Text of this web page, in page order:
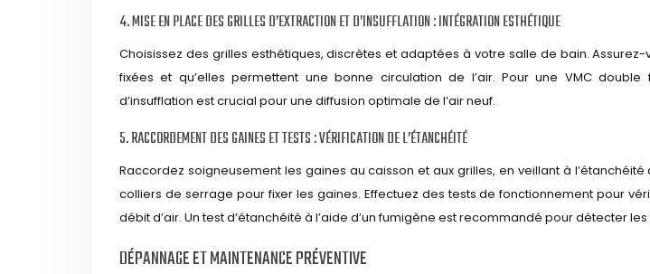
4. MISE EN PLACE DES GRILLES D’EXTRACTION ET D’INSUFFLATION : INTÉGRATION ESTHÉTIQUE
Choisissez des grilles esthétiques, discrètes et adaptées à votre salle de bain.
fixées et qu’elles permettent une bonne circulation de l’air. Pour une VMC double
d’insufflation est crucial pour une diffusion optimale de l’air neuf.
5. RACCORDEMENT DES GAINES ET TESTS : VÉRIFICATION DE L’ÉTANCHÉITÉ
Raccordez soigneusement les gaines au caisson et aux grilles, en veillant à
colliers de serrage pour fixer les gaines. Effectuez des tests de fonctionnement pour
débit d’air. Un test d’étanchéité à l’aide d’un fumigène est recommandé pour détecter les
DÉPANNAGE ET MAINTENANCE PRÉVENTIVE